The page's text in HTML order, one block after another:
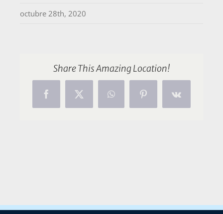
octubre 28th, 2020
Share This Amazing Location!
FacebookX WhatsAppPinterestVk